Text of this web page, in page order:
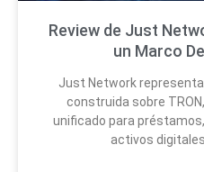
Review de Just
un Marco
Just Network representa
construida sobre
unificado para
activos